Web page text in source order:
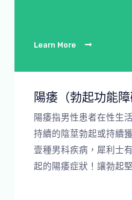
Learn More
陽痿（勃起功能障
陽痿指男性患者在性生
持續的陰莖勃起或持續
壹種男科疾病，犀利士
起的陽痿症狀！讓勃起